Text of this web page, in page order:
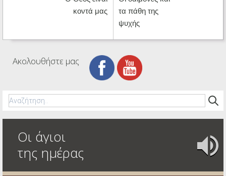
κοντά μας
τα πάθη της
ψυχής
Ακολουθήστε μας
Οι άγιοι
της ημέρας